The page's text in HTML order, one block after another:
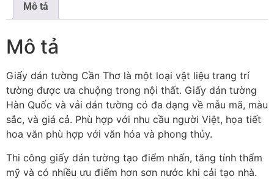
Mô tả
Mô tả
Giấy dán tường Cần Thơ là một loại vật liệu trang trí
tường được ưa chuộng trong nội thất. Giấy dán tường
Hàn Quốc và vải dán tường có đa dạng về mẫu mã, màu
sắc, và giá cả. Phù hợp với nhu cầu người Việt, họa tiết
hoa văn phù hợp với văn hóa và phong thủy.
Thi công giấy dán tường tạo điểm nhấn, tăng tính thẩm
mỹ và có nhiều ưu điểm hơn sơn nước khi cải tạo nhà.